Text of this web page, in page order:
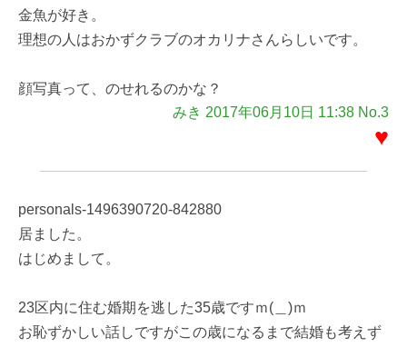
金魚が好き。
理想の人はおかずクラブのオカリナさんらしいです。
顔写真って、のせれるのかな？
みき 2017年06月10日 11:38 No.3
♥
personals-1496390720-842880
居ました。
はじめまして。
23区内に住む婚期を逃した35歳ですｍ(＿)ｍ
お恥ずかしい話しですがこの歳になるまで結婚も考えず